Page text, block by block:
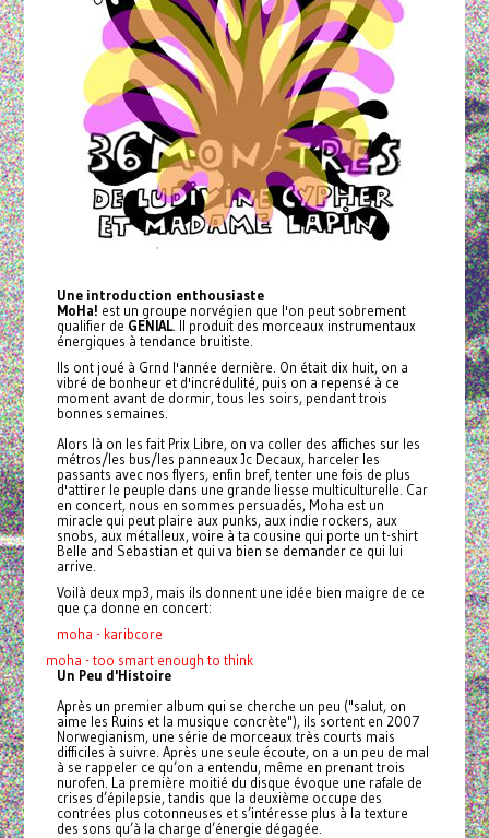
Une introduction enthousiaste
MoHa! est un groupe norvégien que l'on peut sobrement
qualifier de GENIAL. Il produit des morceaux instrumentaux
énergiques à tendance bruitiste.
Ils ont joué à Grnd l'année dernière. On était dix huit, on a
vibré de bonheur et d'incrédulité, puis on a repensé à ce
moment avant de dormir, tous les soirs, pendant trois
bonnes semaines.
Alors là on les fait Prix Libre, on va coller des affiches sur les
métros/les bus/les panneaux Jc Decaux, harceler les
passants avec nos flyers, enfin bref, tenter une fois de plus
d'attirer le peuple dans une grande liesse multiculturelle. Car
en concert, nous en sommes persuadés, Moha est un
miracle qui peut plaire aux punks, aux indie rockers, aux
snobs, aux métalleux, voire à ta cousine qui porte un t-shirt
Belle and Sebastian et qui va bien se demander ce qui lui
arrive.
Voilà deux mp3, mais ils donnent une idée bien maigre de ce
que ça donne en concert:
moha - karibcore
moha - too smart enough to think
Un Peu d'Histoire
Après un premier album qui se cherche un peu ("salut, on
aime les Ruins et la musique concrète"), ils sortent en 2007
Norwegianism, une série de morceaux très courts mais
difficiles à suivre. Après une seule écoute, on a un peu de mal
à se rappeler ce qu’on a entendu, même en prenant trois
nurofen. La première moitié du disque évoque une rafale de
crises d’épilepsie, tandis que la deuxième occupe des
contrées plus cotonneuses et s’intéresse plus à la texture
des sons qu’à la charge d’énergie dégagée.